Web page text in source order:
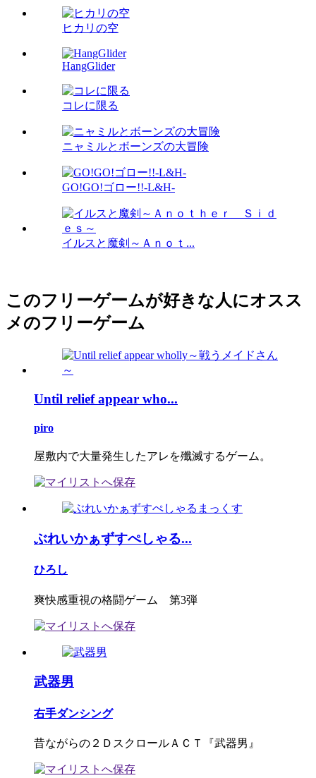
ヒカリの空
HangGlider
コレに限る
ニャミルとボーンズの大冒険
GO!GO!ゴロー!!-L&H-
イルスと魔剣～Ａｎｏｔ...
このフリーゲームが好きな人にオスス
メのフリーゲーム
Until relief appear who...
piro
屋敷内で大量発生したアレを殲滅するゲーム。
ぶれいかぁずすぺしゃる...
ひろし
爽快感重視の格闘ゲーム 第3弾
武器男
右手ダンシング
昔ながらの２ＤスクロールＡＣＴ『武器男』